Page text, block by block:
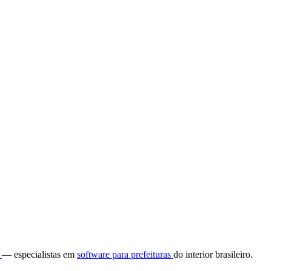
— especialistas em software para prefeituras do interior brasileiro.